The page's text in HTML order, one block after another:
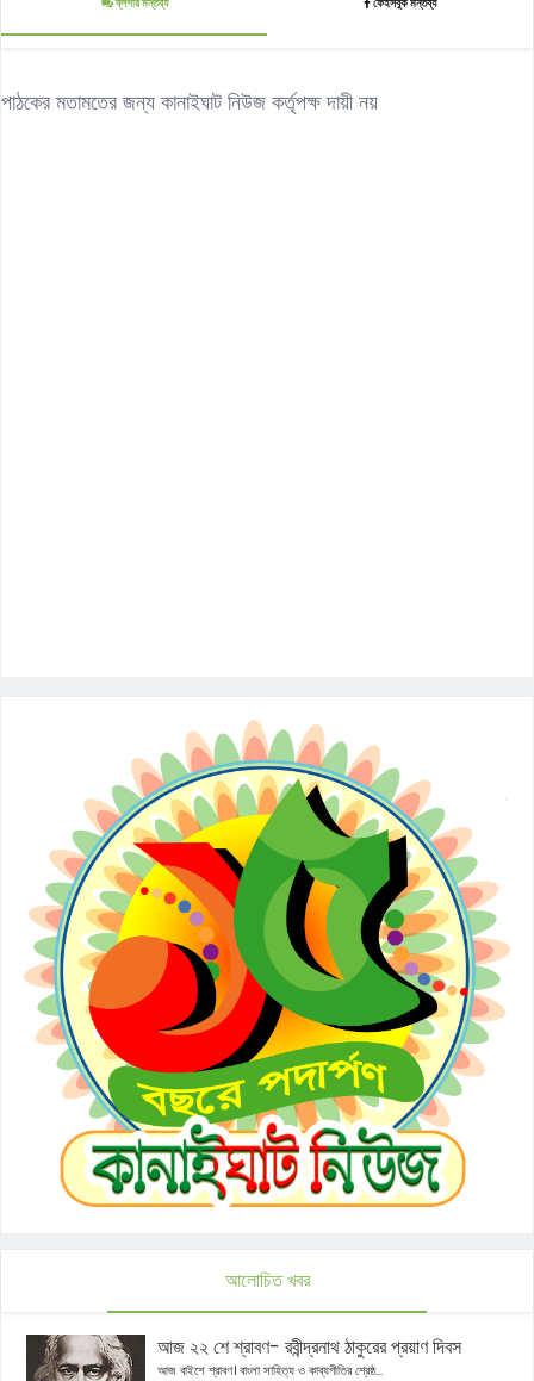
পাঠকের মতামতের জন্য কানাইঘাট নিউজ কর্তৃপক্ষ দায়ী নয়
আলোচিত খবর
আজ ২২ শে শ্রাবণ- রবীন্দ্রনাথ ঠাকুরের প্রয়াণ দিবস
আজ বাইশে শ্রাবণ। বাংলা সাহিত্য ও কাব্যগীতির শ্রেষ্ঠ...